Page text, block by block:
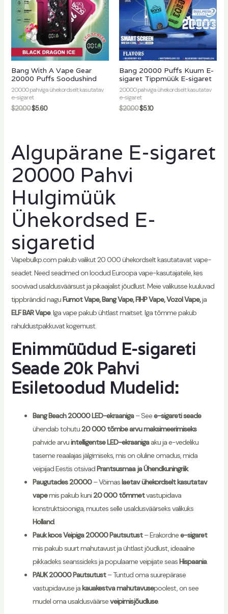
Bang With A Vape Gear
20000 Puffs Soodushind
20000 pahviga ühekordselt kasutatav
e-sigaret
$20.00$5.60
Bang 20000 Puffs Kuum E-
sigaret Tippmüük E-sigaret
20000 pahviga ühekordselt kasutatav
e-sigaret
$20.00$5.10
Algupärane E-sigaret
20000 Pahvi
Hulgimüük
Ühekordsed E-
sigaretid
Vapebulkp.com pakub valikut 20 000 ühekordselt kasutatavat vape-
seadet. Need seadmed on loodud Euroopa vape-kasutajatele, kes
soovivad usaldusväärsust ja pikaajalist jõudlust. Meie valikusse kuuluvad
tippbrändid naguFumot Vape, Bang Vape, FIHP Vape, Vozol Vape,ja
ELF BAR Vape. Iga vape pakub ühtlast maitset. Iga tõmme pakub
rahuldustpakkuvat kogemust.
Enimmüüdud E-sigareti
Seade 20k Pahvi
Esiletoodud Mudelid:
Bang Beach 20000 LED-ekraaniga– Seee-sigareti seade
ühendab tohutu 20 000 tõmbe arvu maksimeerimiseks
pahvide arvuintelligentse LED-ekraanigaaku ja e-vedeliku
taseme reaalajas jälgimiseks, mis on oluline omadus, mida
veipijad Eestis otsivad Prantsusmaa ja Ühendkuningriik.
Paugutades 20000– Võimas laetav ühekordselt kasutatav
vapemis pakub kuni 20 000 tõmmetvastupidava
konstruktsiooniga, muutes selle usaldusväärseks valikuks
Holland.
Pauk koos Veipiga 20000 Pautsutust– Erakordnee-sigaret
mis pakub suurt mahutavust ja ühtlast jõudlust, ideaalne
pikkadeks seanssideks ja populaarne veipijate seas Hispaania.
PAUK 20000 Pautsutust– Tuntud oma suurepärase
vastupidavuse ja kauakestva mahutavusepoolest, on see
mudel oma usaldusväärseveipimisjõudluse.